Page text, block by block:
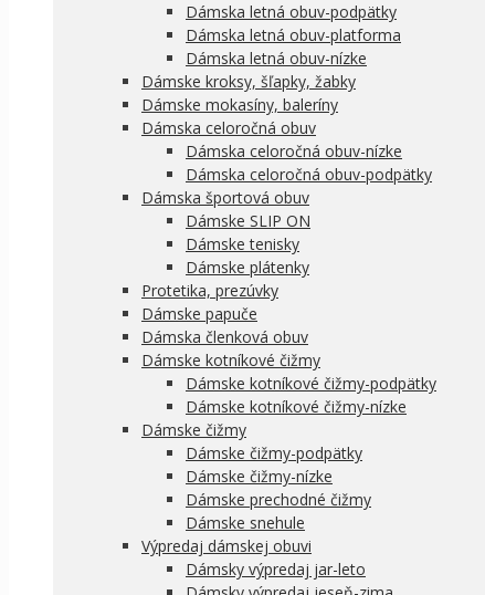
Dámska letná obuv-podpätky
Dámska letná obuv-platforma
Dámska letná obuv-nízke
Dámske kroksy, šľapky, žabky
Dámske mokasíny, baleríny
Dámska celoročná obuv
Dámska celoročná obuv-nízke
Dámska celoročná obuv-podpätky
Dámska športová obuv
Dámske SLIP ON
Dámske tenisky
Dámske plátenky
Protetika, prezúvky
Dámske papuče
Dámska členková obuv
Dámske kotníkové čižmy
Dámske kotníkové čižmy-podpätky
Dámske kotníkové čižmy-nízke
Dámske čižmy
Dámske čižmy-podpätky
Dámske čižmy-nízke
Dámske prechodné čižmy
Dámske snehule
Výpredaj dámskej obuvi
Dámsky výpredaj jar-leto